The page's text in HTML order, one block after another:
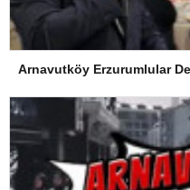
Arnavutköy Erzurumlular